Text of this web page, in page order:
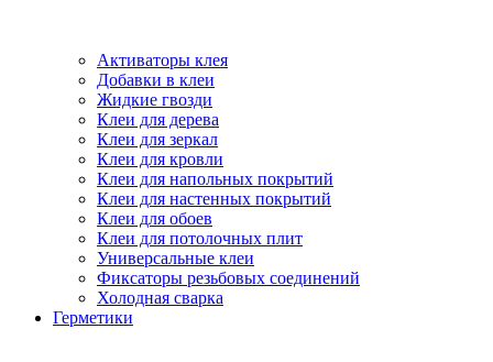
Активаторы клея
Добавки в клеи
Жидкие гвозди
Клеи для дерева
Клеи для зеркал
Клеи для кровли
Клеи для напольных покрытий
Клеи для настенных покрытий
Клеи для обоев
Клеи для потолочных плит
Универсальные клеи
Фиксаторы резьбовых соединений
Холодная сварка
Герметики